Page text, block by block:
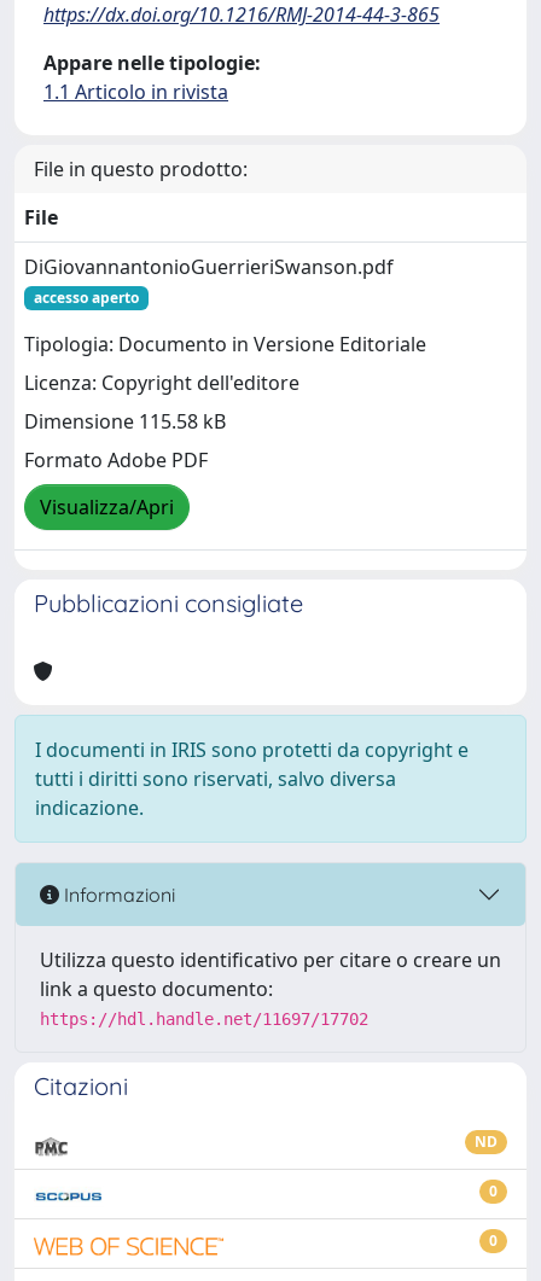
https://dx.doi.org/10.1216/RMJ-2014-44-3-865
Appare nelle tipologie:
1.1 Articolo in rivista
File in questo prodotto:
File
DiGiovannantonioGuerrieriSwanson.pdf
accesso aperto
Tipologia: Documento in Versione Editoriale
Licenza: Copyright dell'editore
Dimensione 115.58 kB
Formato Adobe PDF
Visualizza/Apri
Pubblicazioni consigliate
I documenti in IRIS sono protetti da copyright e
tutti i diritti sono riservati, salvo diversa
indicazione.
Informazioni
Utilizza questo identificativo per citare o creare un
link a questo documento:
https://hdl.handle.net/11697/17702
Citazioni
ND
0
0